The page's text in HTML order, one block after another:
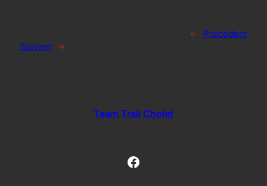
← Précédent
Suivant →
Team Trail Cholet
Facebook